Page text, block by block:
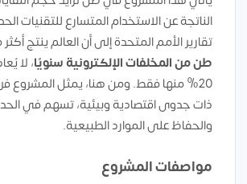
الناتجة عن الاستخدام المتسارع للتقنيات
تقارير الأمم المتحدة إلى أن العالم ينتج
طن من المخلفات الإلكترونية سنويًا، لا
20% منها فقط. ومن هنا، يمثل المشروع
ذات جدوى اقتصادية وبيئية، تسهم في
والحفاظ على الموارد الطبيعية.
مواصفات المشروع